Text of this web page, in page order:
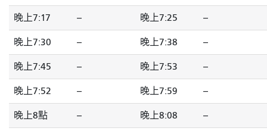
晚上7:17 -- 晚上7:25 --
晚上7:30 -- 晚上7:38 --
晚上7:45 -- 晚上7:53 --
晚上7:52 -- 晚上7:59 --
晚上8點 -- 晚上8:08 --